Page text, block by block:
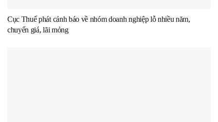
Cục Thuế phát cảnh báo về nhóm doanh nghiệp lỗ nhiều năm,
chuyển giá, lãi mỏng